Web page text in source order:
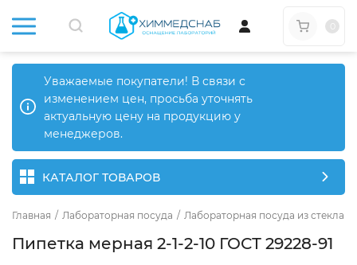
Уважаемые покупатели! В связи с
изменением цен, просьба уточнять
актуальную цену на продукцию у
менеджеров.
КАТАЛОГ ТОВАРОВ
Главная / Лабораторная посуда / Лабораторная посуда из стекла
Пипетка мерная 2-1-2-10 ГОСТ 29228-91